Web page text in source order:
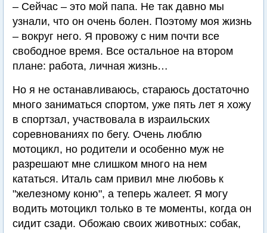
– Сейчас – это мой папа. Не так давно мы
узнали, что он очень болен. Поэтому моя жизнь
– вокруг него. Я провожу с ним почти все
свободное время. Все остальное на втором
плане: работа, личная жизнь…
Но я не останавливаюсь, стараюсь достаточно
много заниматься спортом, уже пять лет я хожу
в спортзал, участвовала в израильских
соревнованиях по бегу. Очень люблю
мотоцикл, но родители и особенно муж не
разрешают мне слишком много на нем
кататься. Италь сам привил мне любовь к
"железному коню", а теперь жалеет. Я могу
водить мотоцикл только в те моменты, когда он
сидит сзади. Обожаю своих животных: собак,